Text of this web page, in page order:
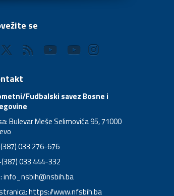
se
Fudbalski savez Bosne i
Bulevar Meše Selimovića 95, 71000
033 276-676
033 444-332
info_nsbih@nsbih.ba
https://www.nfsbih.ba